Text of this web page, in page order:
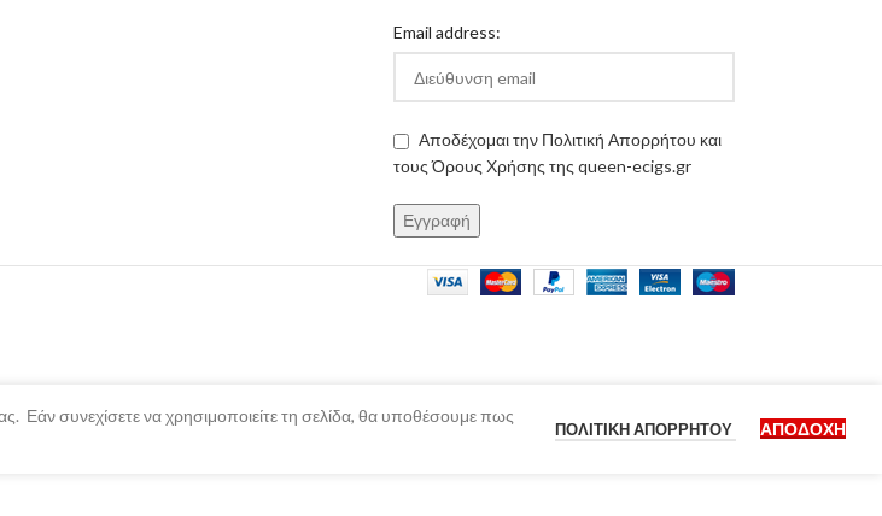
Email address:
Αποδέχομαι την Πολιτική Απορρήτου και
τους Όρους Χρήσης της queen-ecigs.gr
Εάν συνεχίσετε να χρησιμοποιείτε τη σελίδα, θα υποθέσουμε πως
ΠΟΛΙΤΙΚΉ ΑΠΟΡΡΉΤΟΥ ΑΠΟΔΟΧΉ